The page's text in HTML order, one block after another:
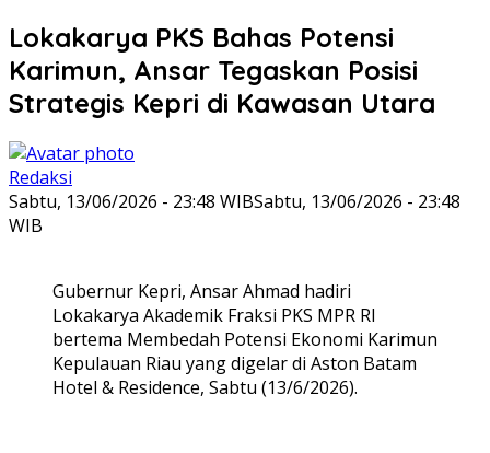
Lokakarya PKS Bahas Potensi
Karimun, Ansar Tegaskan Posisi
Strategis Kepri di Kawasan Utara
Redaksi
Sabtu, 13/06/2026 - 23:48 WIBSabtu, 13/06/2026 - 23:48
WIB
Gubernur Kepri, Ansar Ahmad hadiri
Lokakarya Akademik Fraksi PKS MPR RI
bertema Membedah Potensi Ekonomi Karimun
Kepulauan Riau yang digelar di Aston Batam
Hotel & Residence, Sabtu (13/6/2026).